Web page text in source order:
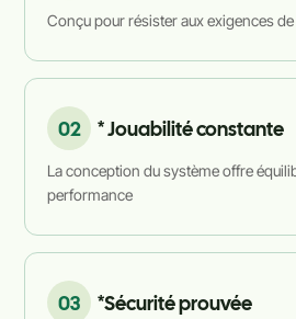
Conçu pour résister aux exigences
02 * Jouabilité constante
La conception du système offre
performance
03 *Sécurité prouvée